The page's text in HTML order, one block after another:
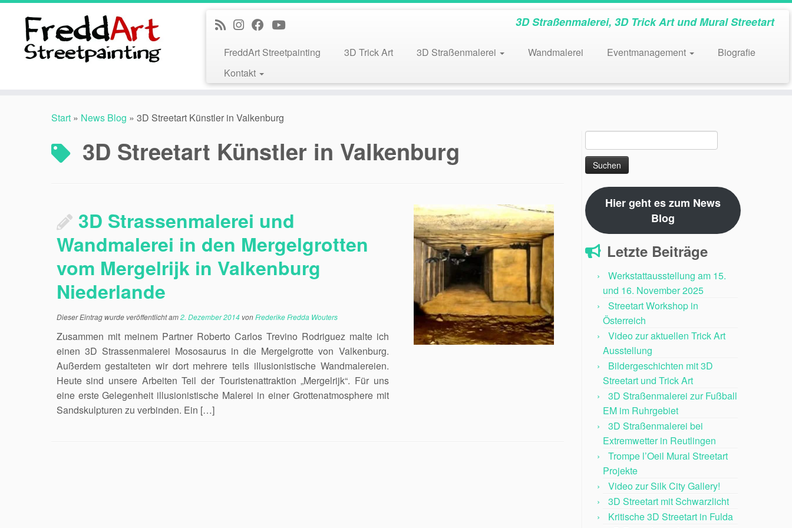
Zum
springen
3D Straßenmalerei, 3D Trick Art und Mural Streetart
FreddArt Streetpainting 3D Trick Art 3D Straßenmalerei Wandmalerei Eventmanagement
Biografie
Kontakt
Start » News Blog » 3D Streetart Künstler in Valkenburg
3D Streetart Künstler in Valkenburg
3D Strassenmalerei und
Wandmalerei in den Mergelgrotten
vom Mergelrijk in Valkenburg
Niederlande
Dieser Eintrag wurde veröffentlicht am2. Dezember 2014 vonFrederike Fredda Wouters
Zusammen mit meinem Partner Roberto Carlos Trevino Rodriguez malte ich
einen 3D Strassenmalerei Mososaurus in die Mergelgrotte von Valkenburg.
Außerdem gestalteten wir dort mehrere teils illusionistische Wandmalereien.
Heute sind unsere Arbeiten Teil der Touristenattraktion „Mergelrijk“. Für uns
eine erste Gelegenheit illusionistische Malerei in einer Grottenatmosphere mit
Sandskulpturen zu verbinden. Ein […]
nach:
Hier geht es zum News
Blog
Letzte Beiträge
Werkstattausstellung am 15.
und 16. November 2025
Streetart Workshop in
Österreich
Video zur aktuellen Trick Art
Ausstellung
Bildergeschichten mit 3D
Streetart und Trick Art
3D Straßenmalerei zur Fußball
EM im Ruhrgebiet
3D Straßenmalerei bei
Extremwetter in Reutlingen
Trompe l’Oeil Mural Streetart
Projekte
Video zur Silk City Gallery!
3D Streetart mit Schwarzlicht
Kritische 3D Streetart in Fulda